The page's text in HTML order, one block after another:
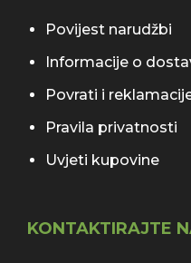
Povijest narudžbi
Informacije o
Povrati i
Pravila privatnosti
Uvjeti kupovine
KONTAKTIRAJTE